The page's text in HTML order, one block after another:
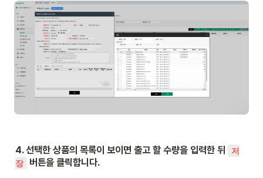
4. 선택한 상품의 목록이 보이면 출고 할 수량을 입력한 뒤
저
장
버튼을 클릭합니다.